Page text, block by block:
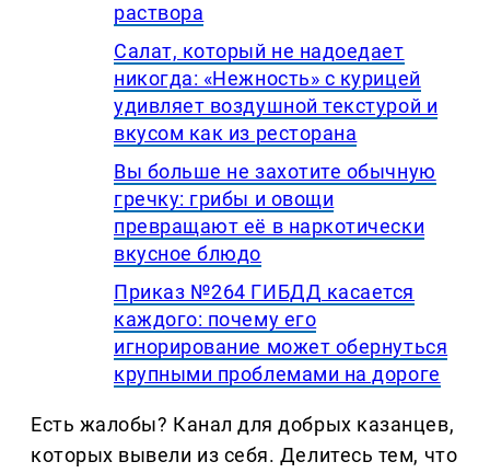
раствора
Салат, который не надоедает
никогда: «Нежность» с курицей
удивляет воздушной текстурой и
вкусом как из ресторана
Вы больше не захотите обычную
гречку: грибы и овощи
превращают её в наркотически
вкусное блюдо
Приказ №264 ГИБДД касается
каждого: почему его
игнорирование может обернуться
крупными проблемами на дороге
Есть жалобы? Канал для добрых казанцев,
которых вывели из себя. Делитеcь тем, что